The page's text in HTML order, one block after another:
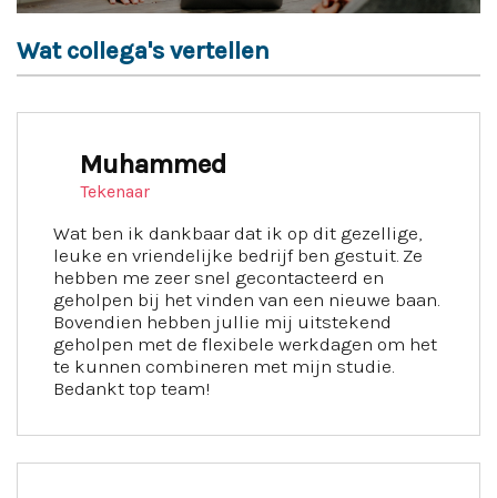
Wat collega's vertellen
Muhammed
Tekenaar
Wat ben ik dankbaar dat ik op dit gezellige,
leuke en vriendelijke bedrijf ben gestuit. Ze
hebben me zeer snel gecontacteerd en
geholpen bij het vinden van een nieuwe baan.
Bovendien hebben jullie mij uitstekend
geholpen met de flexibele werkdagen om het
te kunnen combineren met mijn studie.
Bedankt top team!